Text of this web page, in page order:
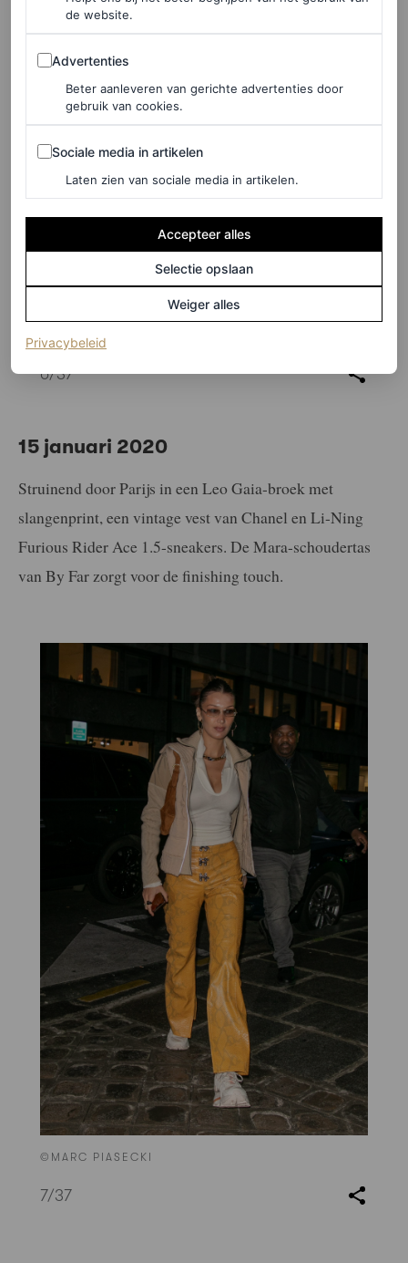
©ROBERT KAMAU
6/37
15 januari 2020
Struinend door Parijs in een Leo Gaia-broek met
slangenprint, een vintage vest van Chanel en Li-Ning
Furious Rider Ace 1.5-sneakers. De Mara-schoudertas
van By Far zorgt voor de finishing touch.
©MARC PIASECKI
7/37
de website.
Advertenties
Advertenties
Beter aanleveren van gerichte advertenties door
gebruik van cookies.
Sociale media in artikelen
Sociale media in artikelen
Laten zien van sociale media in artikelen.
Accepteer alles
Selectie opslaan
Weiger alles
Privacybeleid